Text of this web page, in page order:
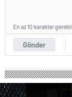
Gönder
En az 10 karakter gerekli